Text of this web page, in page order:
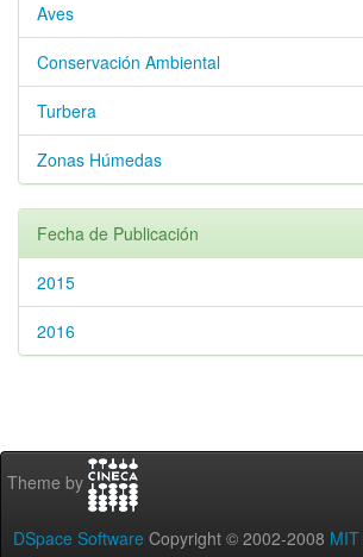
Aves
Conservación Ambiental
Turbera
Zonas Húmedas
Fecha de Publicación
2015
2016
Theme by
DSpace Software Copyright © 2002-2008 MIT